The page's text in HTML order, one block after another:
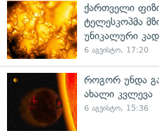
ქართველი
ტელესკოპმა
უნიკალური
6 აგვისტო, 17:20
როგორ უნდა
ახალი კვლევა
6 აგვისტო, 15:36